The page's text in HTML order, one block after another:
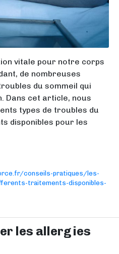
vitale pour notre corps
de nombreuses
du sommeil qui
Dans cet article, nous
types de troubles du
disponibles pour les
conseils-pratiques/les-
traitements-disponibles-
les allergies